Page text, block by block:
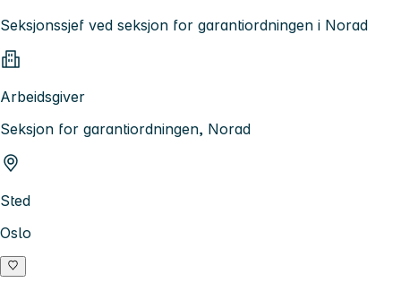
Seksjonssjef ved seksjon for garantiordningen i Norad
Arbeidsgiver
Seksjon for garantiordningen, Norad
Sted
Oslo